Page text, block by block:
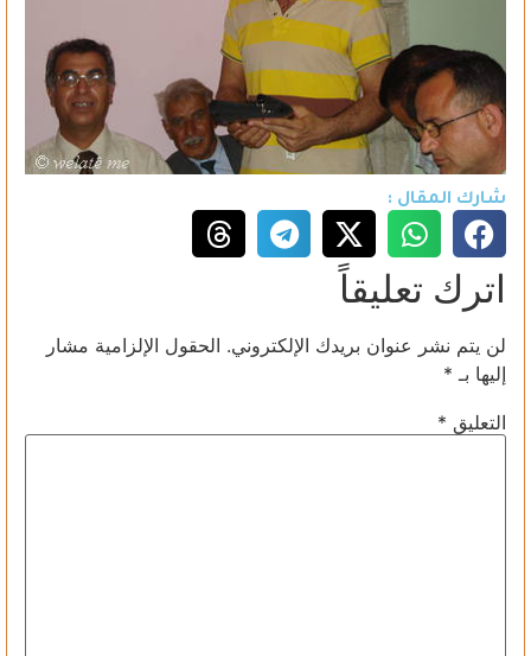
شارك المقال :
اترك تعليقاً
لن يتم نشر عنوان بريدك الإلكتروني. الحقول الإلزامية مشار
إليها بـ *
التعليق *